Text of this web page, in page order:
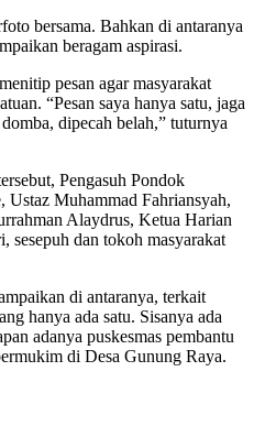
bersama. Bahkan di antaranya
beragam aspirasi.
pesan agar masyarakat
“Pesan saya hanya satu, jaga
dipecah belah,” tuturnya
Pengasuh Pondok
Ustaz Muhammad Fahriansyah,
Alaydrus, Ketua Harian
sesepuh dan tokoh masyarakat
di antaranya, terkait
hanya ada satu. Sisanya ada
adanya puskesmas pembantu
di Desa Gunung Raya.